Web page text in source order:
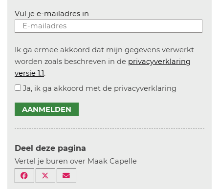
Vul je e-mailadres in
Ik ga ermee akkoord dat mijn gegevens verwerkt
worden zoals beschreven in de privacyverklaring
versie 1.1.
Ja, ik ga akkoord met de privacyverklaring
AANMELDEN
Deel deze pagina
Vertel je buren over Maak Capelle